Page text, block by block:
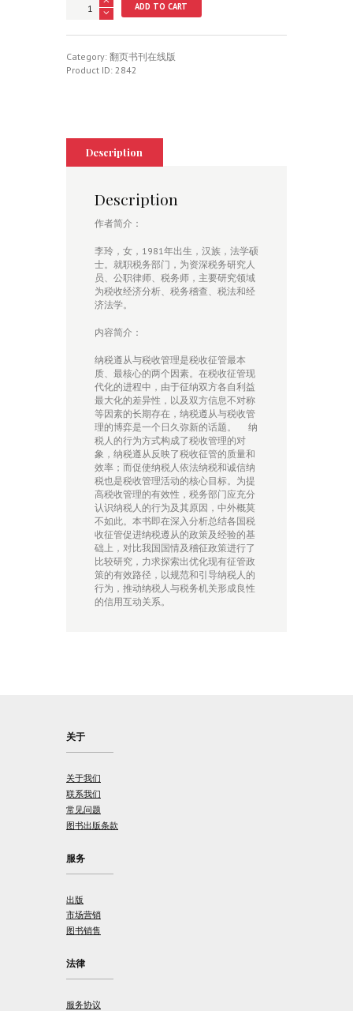
与
税
对
quantity
ADD TO CART
Category: 翻页书刊在线版
Product ID: 2842
Description
Description
作者简介：
李玲，女，1981年出生，汉族，法学硕
士。就职税务部门，为资深税务研究人
员、公职律师、税务师，主要研究领域
为税收经济分析、税务稽查、税法和经
济法学。
内容简介：
纳税遵从与税收管理是税收征管最本
质、最核心的两个因素。在税收征管现
代化的进程中，由于征纳双方各自利益
最大化的差异性，以及双方信息不对称
等因素的长期存在，纳税遵从与税收管
理的博弈是一个日久弥新的话题。 纳
税人的行为方式构成了税收管理的对
象，纳税遵从反映了税收征管的质量和
效率；而促使纳税人依法纳税和诚信纳
税也是税收管理活动的核心目标。为提
高税收管理的有效性，税务部门应充分
认识纳税人的行为及其原因，中外概莫
不如此。本书即在深入分析总结各国税
收征管促进纳税遵从的政策及经验的基
础上，对比我国国情及稽征政策进行了
比较研究，力求探索出优化现有征管政
策的有效路径，以规范和引导纳税人的
行为，推动纳税人与税务机关形成良性
的信用互动关系。
关于
关于我们
联系我们
常见问题
图书出版条款
服务
出版
市场营销
图书销售
法律
服务协议